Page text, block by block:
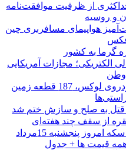
از ظرفیت موافقت‌نامه
و روسیه
هواپیمای مسافربری چین
/عکس
گرما به کشور
الکتریکی؛ مجازات آمریکایی
وطن
توقیف 86خودروی لوکس، 187 قطعه زمین
از سقف چند هفته‌ای
قیمت طلا و سکه امروز پنجشنبه 15مرداد